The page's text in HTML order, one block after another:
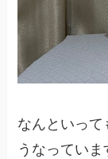
なんといって
うなっていま